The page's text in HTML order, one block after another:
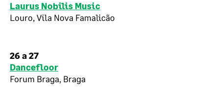
Laurus Nobilis Music
Louro, Vila Nova Famalicão
26 a 27
Dancefloor
Forum Braga, Braga